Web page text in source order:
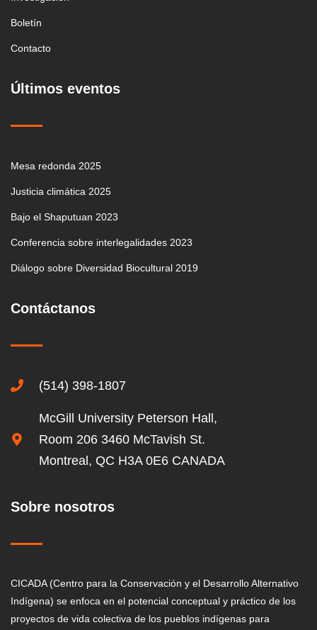
Boletín
Contacto
Últimos eventos
Mesa redonda 2025
Justicia climática 2025
Bajo el Shaputuan 2023
Conferencia sobre interlegalidades 2023
Diálogo sobre Diversidad Biocultural 2019
Contáctanos
(514) 398-1807
McGill University Peterson Hall,
Room 206 3460 McTavish St.
Montreal, QC H3A 0E6 CANADA
Sobre nosotros
CICADA (Centro para la Conservación y el Desarrollo Alternativo
Indígena) se enfoca en el potencial conceptual y práctico de los
proyectos de vida colectiva de los pueblos indígenas para